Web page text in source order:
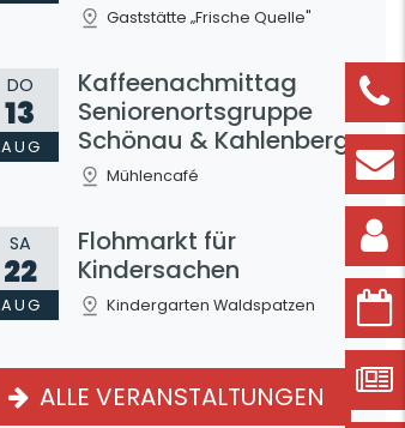
Gaststätte „Frische Quelle"
DO
13
AUG
Kaffeenachmittag
Seniorenortsgruppe
Schönau & Kahlenberg
Mühlencafé
SA
22
AUG
Flohmarkt für
Kindersachen
Kindergarten Waldspatzen
ALLE VERANSTALTUNGEN